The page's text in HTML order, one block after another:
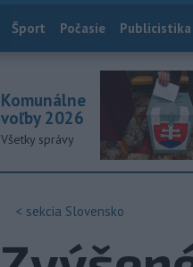
Index
Šport Počasie Publicistika
Komunálne
voľby 2026
Všetky správy
< sekcia Slovensko